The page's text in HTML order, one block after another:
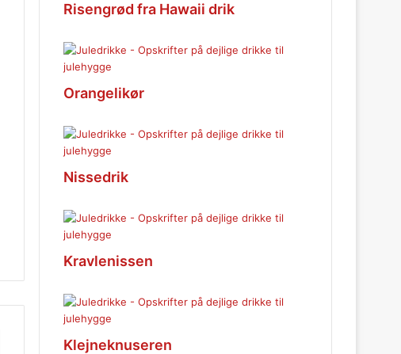
Risengrød fra Hawaii drik
Orangelikør
Nissedrik
Kravlenissen
Klejneknuseren